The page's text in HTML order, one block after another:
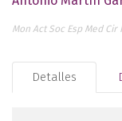
Mon Act Soc Esp Med Cir
Detalles